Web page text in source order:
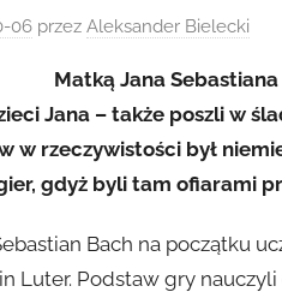
06 przez Aleksander Bielecki
Matką Jana
Jana – także poszli w
w rzeczywistości był
gdyż byli tam ofiarami
Bach na początku
Luter. Podstaw gry